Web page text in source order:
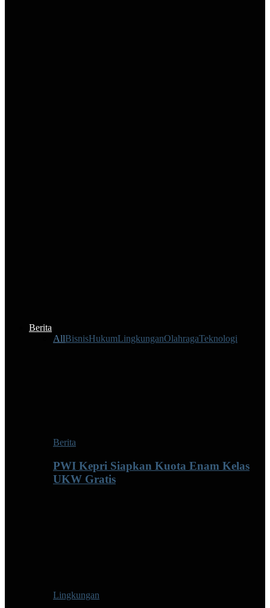
Berita
AllBisnisHukumLingkunganOlahragaTeknologi
Berita
PWI Kepri Siapkan Kuota Enam Kelas
UKW Gratis
Lingkungan